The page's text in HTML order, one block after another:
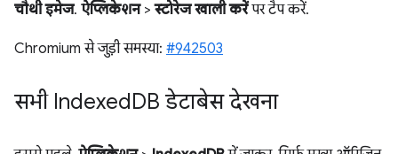
चौथी इमेज. ऐप्लिकेशन>स्टोरेज खाली करेंपर टैप करें.
Chromium से जुड़ी समस्या: #942503
सभी IndexedDB डेटाबेस देखना